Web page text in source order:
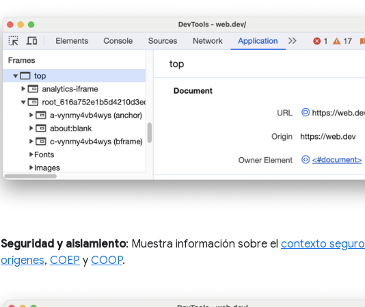
Seguridad y aislamiento: Muestra información sobre el contexto seguro
orígenes, COEP y COOP.